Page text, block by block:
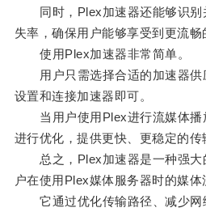
同时，Plex加速器还能够识别
失率，确保用户能够享受到更流畅
使用Plex加速器非常简单。
用户只需选择合适的加速器供
设置和连接加速器即可。
当用户使用Plex进行流媒体播
进行优化，提供更快、更稳定的传
总之，Plex加速器是一种强大
户在使用Plex媒体服务器时的媒体
它通过优化传输路径、减少网